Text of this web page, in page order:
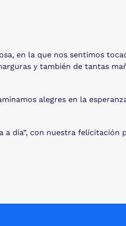
en la que nos sentimos
y también de tantas
alegres en la
a día”, con nuestra